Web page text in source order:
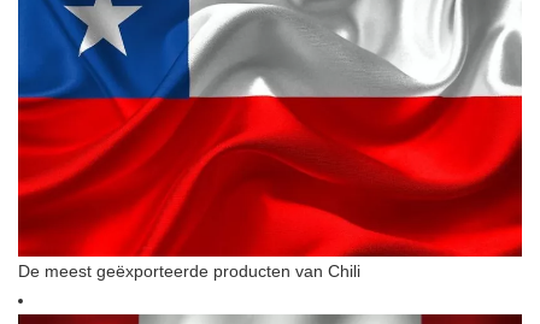
De meest geëxporteerde producten van Chili